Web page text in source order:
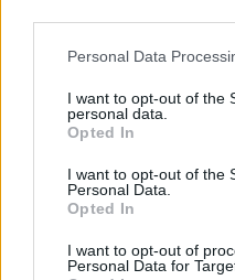
Please note that this
not limited to your visit or
grant or deny consent to
use your data for below
consent section.
Personal Data
I want to opt-out of the
personal data.
Opted In
I want to opt-out of the
Personal Data.
Opted In
I want to opt-out of
Personal Data for
difficile. Agire
ottenere risposte utili
exchange logsancora
La gestione efficace
competenze legali e
giudiziaria; l’analista on-